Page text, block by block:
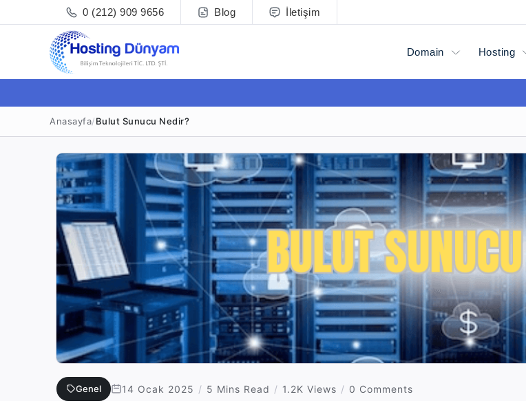
0 (212) 909 9656 Blog İletişim
Domain Hosting
Anasayfa/Bulut Sunucu Nedir?
Genel 14 Ocak 2025 5 Mins Read 1.2K Views 0 Comments